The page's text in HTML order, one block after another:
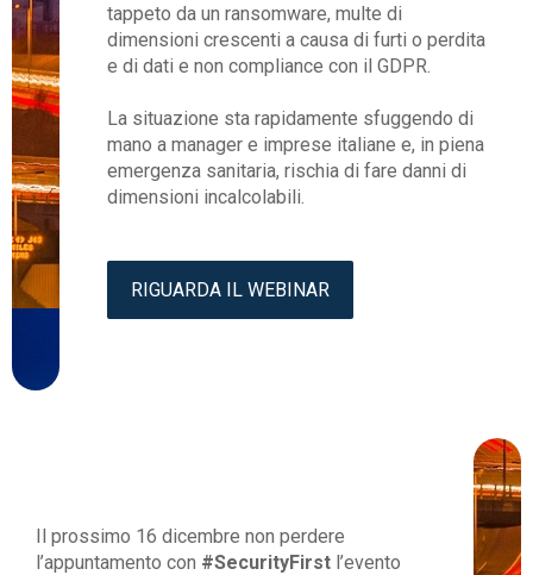
tappeto da un ransomware, multe di
dimensioni crescenti a causa di furti o perdita
e di dati e non compliance con il GDPR.
La situazione sta rapidamente sfuggendo di
mano a manager e imprese italiane e, in piena
emergenza sanitaria, rischia di fare danni di
dimensioni incalcolabili.
RIGUARDA IL WEBINAR
Il prossimo 16 dicembre non perdere
l’appuntamento con #SecurityFirst l’evento